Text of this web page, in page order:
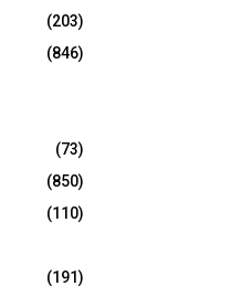
(203)
(846)
(73)
(850)
(110)
(191)